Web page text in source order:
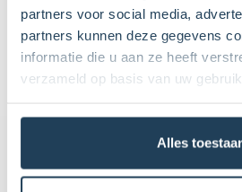
partners voor social media,
partners kunnen deze gegevens
informatie die u aan ze heeft
verzameld op basis van uw
Alles